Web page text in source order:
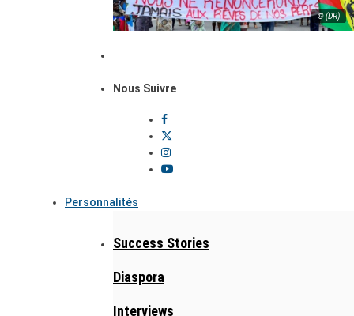
© (DR)
Nous Suivre
Personnalités
Success Stories
Diaspora
Interviews